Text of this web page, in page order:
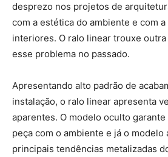
desprezo nos projetos de
com a estética do ambiente e com
interiores. O ralo linear trouxe
esse problema no passado.
Apresentando alto padrão de
instalação, o ralo linear apresenta
aparentes. O modelo oculto garante
peça com o ambiente e já o modelo
principais tendências metalizadas